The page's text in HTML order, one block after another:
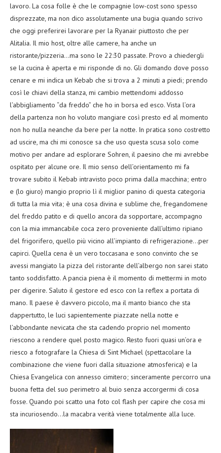
lavoro. La cosa folle è che le compagnie low-cost sono spesso
disprezzate, ma non dico assolutamente una bugia quando scrivo
che oggi preferirei lavorare per la Ryanair piuttosto che per
Alitalia. Il mio host, oltre alle camere, ha anche un
ristorante/pizzeria…ma sono le 22:30 passate. Provo a chiedergli
se la cucina è aperta e mi risponde di no. Gli domando dove posso
cenare e mi indica un Kebab che si trova a 2 minuti a piedi; prendo
così le chiavi della stanza, mi cambio mettendomi addosso
l’abbigliamento “da freddo” che ho in borsa ed esco. Vista l’ora
della partenza non ho voluto mangiare così presto ed al momento
non ho nulla neanche da bere per la notte. In pratica sono costretto
ad uscire, ma chi mi conosce sa che uso questa scusa solo come
motivo per andare ad esplorare Sohren, il paesino che mi avrebbe
ospitato per alcune ore. Il mio senso dell’orientamento mi fa
trovare subito il Kebab intravisto poco prima dalla macchina; entro
e (lo giuro) mangio proprio lì il miglior panino di questa categoria
di tutta la mia vita; è una cosa divina e sublime che, fregandomene
del freddo patito e di quello ancora da sopportare, accompagno
con la mia immancabile coca zero proveniente dall’ultimo ripiano
del frigorifero, quello più vicino all’impianto di refrigerazione…per
capirci. Quella cena è un vero toccasana e sono convinto che se
avessi mangiato la pizza del ristorante dell’albergo non sarei stato
tanto soddisfatto. A pancia piena è il momento di mettermi in moto
per digerire. Saluto il gestore ed esco con la reflex a portata di
mano. Il paese è davvero piccolo, ma il manto bianco che sta
dappertutto, le luci sapientemente piazzate nella notte e
l’abbondante nevicata che sta cadendo proprio nel momento
riescono a rendere quel posto magico. Resto fuori quasi un’ora e
riesco a fotografare la Chiesa di Sint Michael (spettacolare la
combinazione che viene fuori dalla situazione atmosferica) e la
Chiesa Evangelica con annesso cimitero; sinceramente percorro una
buona fetta del suo perimetro al buio senza accorgermi di cosa
fosse. Quando poi scatto una foto col flash per capire che cosa mi
sta incuriosendo…la macabra verità viene totalmente alla luce.